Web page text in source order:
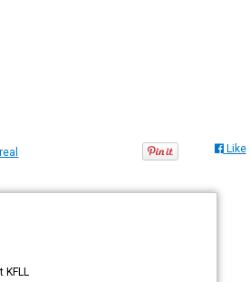
Like
KFLL